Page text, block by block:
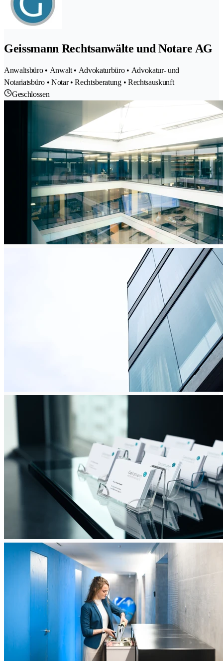
Geissmann Rechtsanwälte und Notare AG
Anwaltsbüro • Anwalt • Advokaturbüro • Advokatur- und
Notariatsbüro • Notar • Rechtsberatung • Rechtsauskunft
Geschlossen